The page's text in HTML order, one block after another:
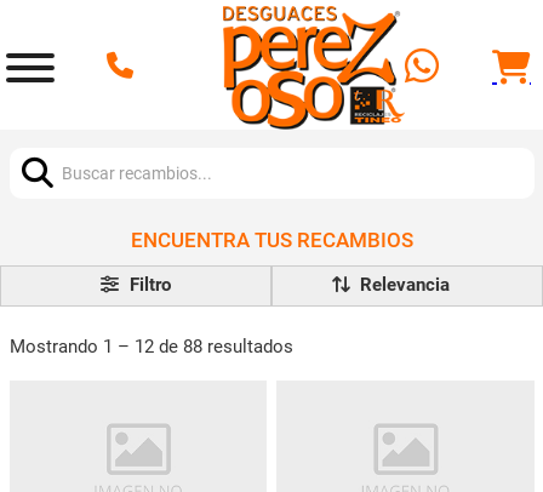
ENCUENTRA TUS RECAMBIOS
Filtro
Mostrando 1 – 12 de 88 resultados